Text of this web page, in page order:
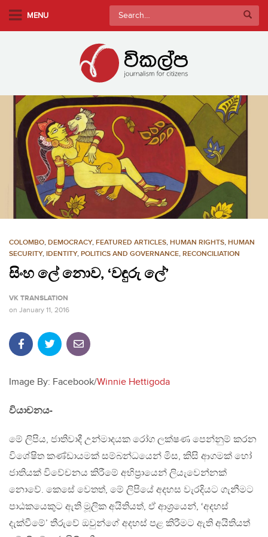
m
e
MENU
Search
for:
COLOMBO, DEMOCRACY, FEATURED ARTICLES, HUMAN RIGHTS, HUMAN
SECURITY, IDENTITY, POLITICS AND GOVERNANCE, RECONCILIATION
සිංහ ලේ නොව, ‘වඳුරු ලේ’
VK TRANSLATION
on January 11, 2016
Image By: Facebook/Winnie Hettigoda
වියාචනය-
මේ ලිපිය, ජාතිවාදී උන්මාදයක රෝග ලක්ෂණ පෙන්නුම් කරන
විශේෂිත කණ්ඩායමක් සම්බන්ධයෙන් මිස, කිසි ආගමක් හෝ
ජාතියක් විවේචනය කිරීමේ අභිප‍්‍රායෙන් ලියැවෙන්නක්
නොවේ. කෙසේ වෙතත්, මේ ලිපියේ අදහස වැරදියට ගැනීමට
පාඨකයෙකුට ඇති මූලික අයිතියත්, ඒ ආශ‍්‍රයෙන්, ‘අදහස්
දැක්වීමේ’ තීරුවේ ඔවුන්ගේ අදහස් පළ කිරීමට ඇති අයිතියත්